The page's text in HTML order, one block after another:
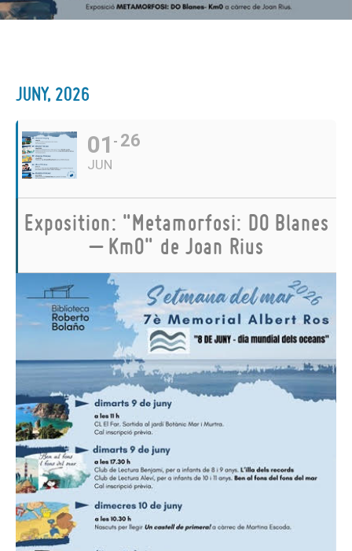
JUNY, 2026
01
JUN
26
Exposition: "Metamorfosi: DO Blanes
– Km0" de Joan Rius